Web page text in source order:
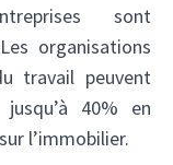
sont
organisations
travail peuvent
40% en
l’immobilier.